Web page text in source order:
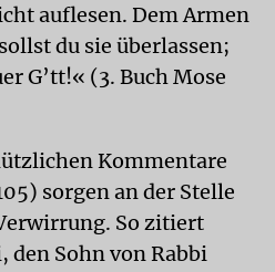
auflesen. Dem Armen
du sie überlassen;
G’tt!« (3. Buch Mose
Kommentare
sorgen an der Stelle
So zitiert
den Sohn von Rabbi